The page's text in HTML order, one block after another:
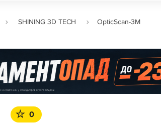
SHINING 3D TECH OpticScan-3M
0